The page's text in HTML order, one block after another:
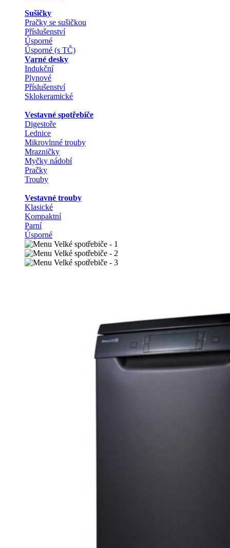
Sušičky
Pračky se sušičkou
Příslušenství
Úsporné
Úsporné (s TČ)
Varné desky
Indukční
Plynové
Příslušenství
Sklokeramické
Vestavné spotřebiče
Digestoře
Lednice
Mikrovlnné trouby
Mrazničky
Myčky nádobí
Pračky
Trouby
Vestavné trouby
Klasické
Kompaktní
Parní
Úsporné